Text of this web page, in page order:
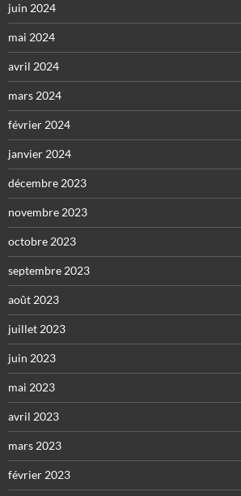
juin 2024
mai 2024
avril 2024
mars 2024
février 2024
janvier 2024
décembre 2023
novembre 2023
octobre 2023
septembre 2023
août 2023
juillet 2023
juin 2023
mai 2023
avril 2023
mars 2023
février 2023